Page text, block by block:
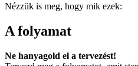
Nézzük is meg, hogy mik ezek:
A folyamat
Ne hanyagold el a tervezést!